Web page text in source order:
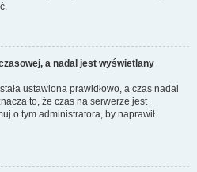
a nadal jest wyświetlany
ustawiona prawidłowo, a czas nadal
to, że czas na serwerze jest
o tym administratora, by naprawił